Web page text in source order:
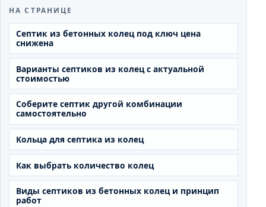
НА СТРАНИЦЕ
Септик из бетонных колец под ключ цена
снижена
Варианты септиков из колец с актуальной
стоимостью
Соберите септик другой комбинации
самостоятельно
Кольца для септика из колец
Как выбрать количество колец
Виды септиков из бетонных колец и принцип
работ